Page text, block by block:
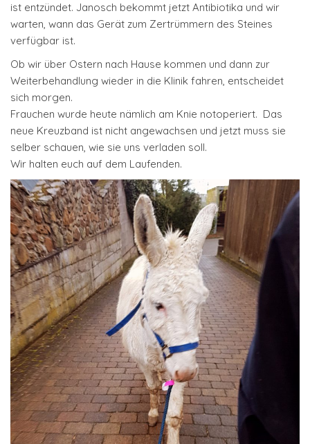
ist entzündet. Janosch bekommt jetzt Antibiotika und wir
warten, wann das Gerät zum Zertrümmern des Steines
verfügbar ist.
Ob wir über Ostern nach Hause kommen und dann zur
Weiterbehandlung wieder in die Klinik fahren, entscheidet
sich morgen.
Frauchen wurde heute nämlich am Knie notoperiert. Das
neue Kreuzband ist nicht angewachsen und jetzt muss sie
selber schauen, wie sie uns verladen soll.
Wir halten euch auf dem Laufenden.